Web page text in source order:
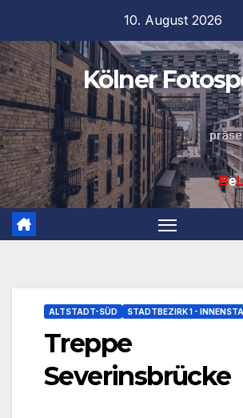
springen
10. August 2026
Kölner
ALTSTADT-SÜD STADTBEZIRK 1 -
Treppe
Severinsbrücke